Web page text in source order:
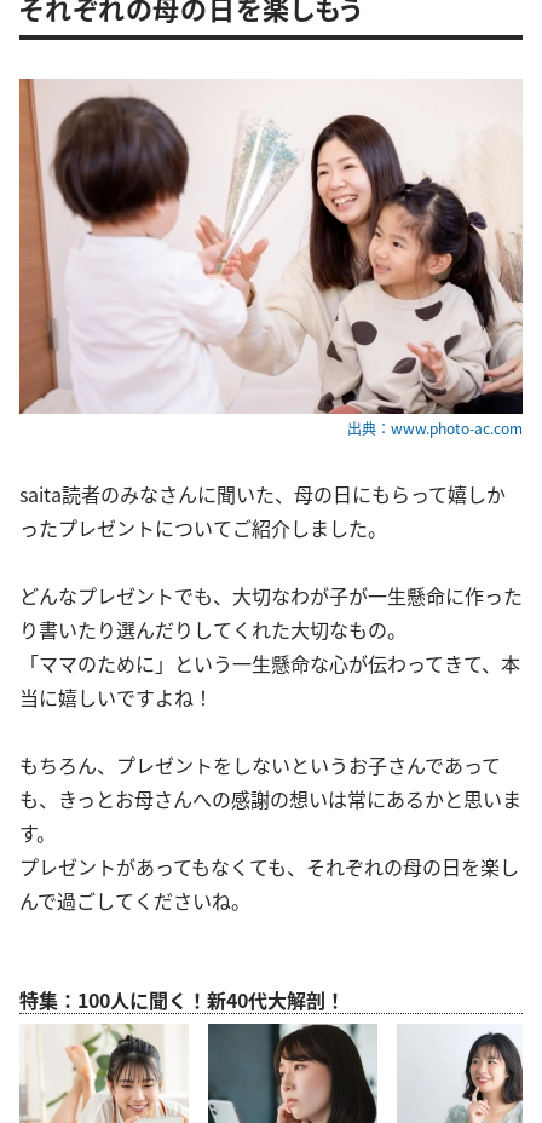
出典：www.photo-ac.com
saita読者のみなさんに聞いた、母の日にもらって嬉しか
ったプレゼントについてご紹介しました。
どんなプレゼントでも、大切なわが子が一生懸命に作った
り書いたり選んだりしてくれた大切なもの。
「ママのために」という一生懸命な心が伝わってきて、本
当に嬉しいですよね！
もちろん、プレゼントをしないというお子さんであって
も、きっとお母さんへの感謝の想いは常にあるかと思いま
す。
プレゼントがあってもなくても、それぞれの母の日を楽し
んで過ごしてくださいね。
特集：100人に聞く！新40代大解剖！